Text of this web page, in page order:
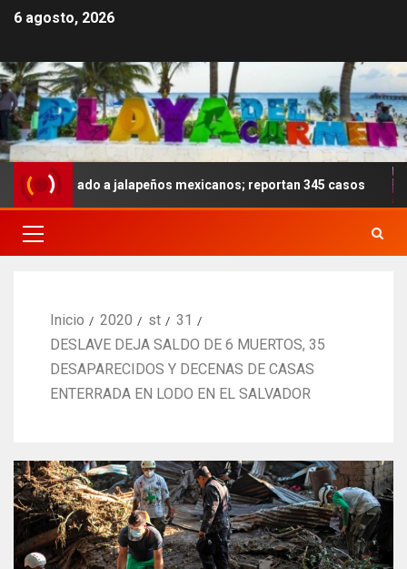
6 agosto, 2026
ligado a jalapeños mexicanos; reportan 345 casos
Inicio 2020 st
31
DESLAVE DEJA SALDO DE 6 MUERTOS, 35
DESAPARECIDOS Y DECENAS DE CASAS
ENTERRADA EN LODO EN EL SALVADOR